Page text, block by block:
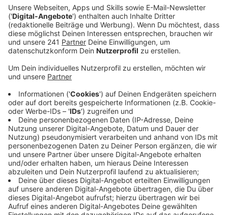
deutlich abgeflacht. Das zeigt die Müllbilanz des
städtischen Müllentsorgers AVEA.
Veröffentlicht:Dienstag, 27.12.2022 06:16
Vor allem der wilde Müll hatte im letzten Jahr seinen
Höchststand erreicht - insgesamt hatte die AVEA über
740 Tonnen davon gesammelt. In diesem Jahr ist
dieser Trend - glücklicherweise - etwas
zurückgegangen. Nach aktuellen Hochrechnungen
geht die AVEA bis zum Jahresende von etwas mehr als
550 Tonnen wildem Müll aus, also rund ein Viertel
weniger als zuletzt. Auch beim Rest- und Sperrmüll
sind die Abfallmengen dieses Jahr gesunken.
Trotzdem gibt es nach wie vor einige Müll-Hot-Spots